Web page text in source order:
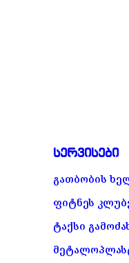
სერვისები
გათბობის
ფიტნეს
ტაქსი